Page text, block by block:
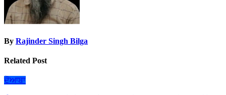
By Rajinder Singh Bilga
Related Post
ਦੋਆਬਾ